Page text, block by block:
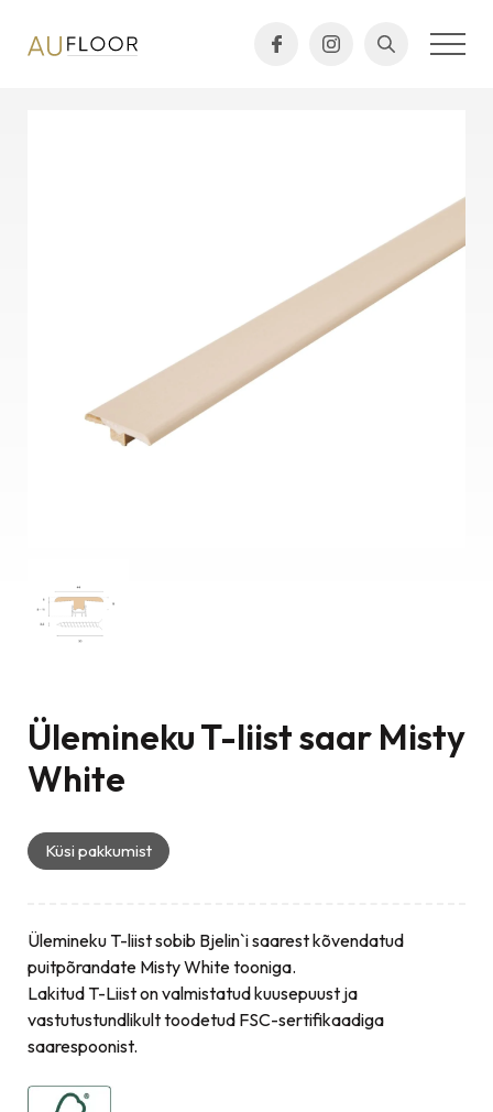
Ülemineku T-liist saar Misty
White
Küsi pakkumist
Ülemineku T-liist sobib Bjelin`i saarest kõvendatud
puitpõrandate Misty White tooniga.
Lakitud T-Liist on valmistatud kuusepuust ja
vastutustundlikult toodetud FSC-sertifikaadiga
saarespoonist.